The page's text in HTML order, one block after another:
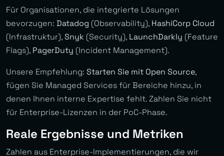
Für Organisationen, die integrierte Lösungen
bevorzugen: Datadog (Observability), HashiCorp Cloud
(Infrastruktur),Snyk (Security), LaunchDarkly (Feature
Flags), PagerDuty (Incident Management).
Unsere Empfehlung: Starten Sie mit Open Source,
fügen Sie Managed Services für Bereiche hinzu, in
denen Ihnen interne Expertise fehlt. Zahlen Sie nicht
für Enterprise-Lizenzen in der PoC-Phase.
Reale Ergebnisse und Metriken
Zahlen aus Enterprise-Implementierungen, die wir